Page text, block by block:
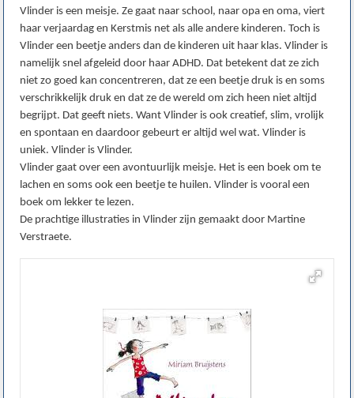
Vlinder is een meisje. Ze gaat naar school, naar opa en oma, viert
haar verjaardag en Kerstmis net als alle andere kinderen. Toch is
Vlinder een beetje anders dan de kinderen uit haar klas. Vlinder is
namelijk snel afgeleid door haar ADHD. Dat betekent dat ze zich
niet zo goed kan concentreren, dat ze een beetje druk is en soms
verschrikkelijk druk en dat ze de wereld om zich heen niet altijd
begrijpt. Dat geeft niets. Want Vlinder is ook creatief, slim, vrolijk
en spontaan en daardoor gebeurt er altijd wel wat. Vlinder is
uniek. Vlinder is Vlinder.
Vlinder gaat over een avontuurlijk meisje. Het is een boek om te
lachen en soms ook een beetje te huilen. Vlinder is vooral een
boek om lekker te lezen.
De prachtige illustraties in Vlinder zijn gemaakt door Martine
Verstraete.